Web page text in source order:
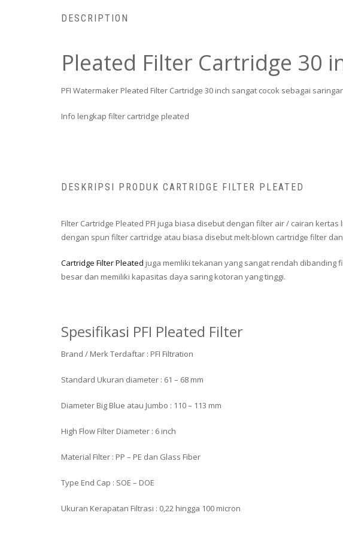
DESCRIPTION
Pleated Filter Cartridge 30
PFI Watermaker Pleated Filter Cartridge 30 inch sangat cocok sebagai
Info lengkap filter cartridge pleated
DESKRIPSI PRODUK CARTRIDGE FILTER PLEATED
Filter Cartridge Pleated PFI juga biasa disebut dengan filter air / cairan
dengan spun filter cartridge atau biasa disebut melt-blown cartridge filter
Cartridge Filter Pleated juga memliki tekanan yang sangat rendah
besar dan memiliki kapasitas daya saring kotoran yang tinggi.
Spesifikasi PFI Pleated Filter
Brand / Merk Terdaftar : PFI Filtration
Standard Ukuran diameter : 61 – 68 mm
Diameter Big Blue atau Jumbo : 110 – 113 mm
High Flow Filter Diameter : 6 inch
Material Filter : PP – PE dan Glass Fiber
Type End Cap : SOE – DOE
Ukuran Kerapatan Filtrasi : 0,22 hingga 100 micron